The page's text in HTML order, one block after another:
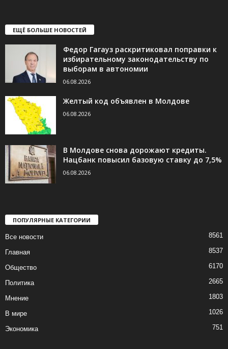
ЕЩЁ БОЛЬШЕ НОВОСТЕЙ
Федор Гагауз раскритиковал поправки к
избирательному законодательству по
выборам в автономии
06.08.2026
Желтый код объявлен в Молдове
06.08.2026
В Молдове снова дорожают кредиты.
Нацбанк повысил базовую ставку до 7,5%
06.08.2026
ПОПУЛЯРНЫЕ КАТЕГОРИИ
Все новости 8561
Главная 8537
Общество 6170
Политика 2665
Мнение 1803
В мире 1026
Экономика 751